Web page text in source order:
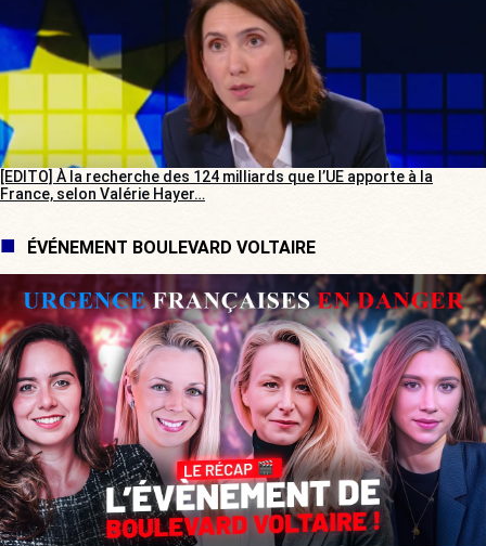
[EDITO] À la recherche des 124 milliards que l’UE apporte à la
France, selon Valérie Hayer…
ÉVÉNEMENT BOULEVARD VOLTAIRE